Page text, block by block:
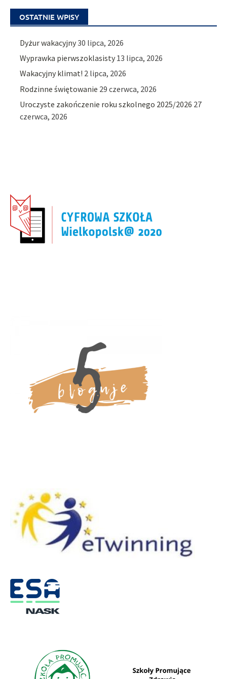
OSTATNIE WPISY
Dyżur wakacyjny30 lipca, 2026
Wyprawka pierwszoklasisty 13 lipca, 2026
Wakacyjny klimat! 2 lipca, 2026
Rodzinne świętowanie 29 czerwca, 2026
Uroczyste zakończenie roku szkolnego 2025/2026 27
czerwca, 2026